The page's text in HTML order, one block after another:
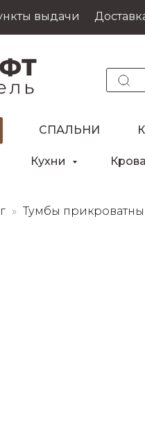
выдачи
СПАЛЬНИ
Кухни
Тумбы